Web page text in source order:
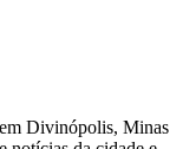
Divinópolis, Minas